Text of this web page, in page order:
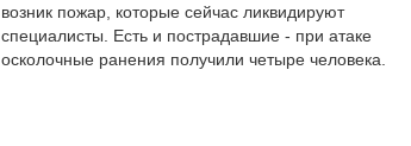
возник пожар, которые сейчас ликвидируют
специалисты. Есть и пострадавшие - при атаке
осколочные ранения получили четыре человека.